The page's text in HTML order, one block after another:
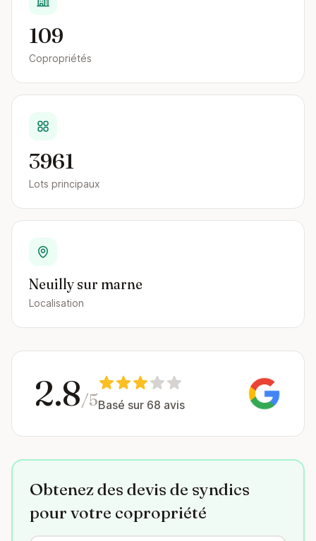
109
Copropriétés
3961
Lots principaux
Neuilly sur marne
Localisation
2.8/5Basé sur 68 avis
Obtenez des devis de syndics
pour votre copropriété